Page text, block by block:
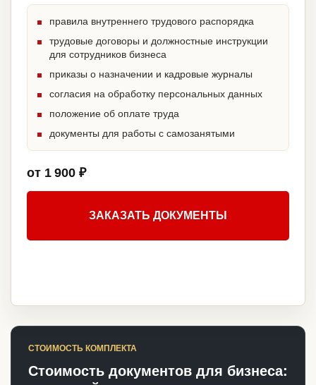
правила внутреннего трудового распорядка
трудовые договоры и должностные инструкции
для сотрудников бизнеса
приказы о назначении и кадровые журналы
согласия на обработку персональных данных
положение об оплате труда
документы для работы с самозанятыми
от 1 900 ₽
ЗАКАЗАТЬ ДОКУМЕНТЫ
СТОИМОСТЬ КОМПЛЕКТА
Стоимость документов для бизнеса: